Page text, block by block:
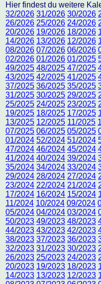
Hier findest du weitere
32/2026 31/2026 30/2026
26/2026 25/2026 24/2026
20/2026 19/2026 18/2026
14/2026 13/2026 12/2026
08/2026 07/2026 06/2026
02/2026 01/2026 01/2025
49/2025 48/2025 47/2025
43/2025 42/2025 41/2025
37/2025 36/2025 35/2025
31/2025 30/2025 29/2025
25/2025 24/2025 23/2025
19/2025 18/2025 17/2025
13/2025 12/2025 11/2025
07/2025 06/2025 05/2025
01/2024 52/2024 51/2024
47/2024 46/2024 45/2024
41/2024 40/2024 39/2024
35/2024 34/2024 33/2024
29/2024 28/2024 27/2024
23/2024 22/2024 21/2024
17/2024 16/2024 15/2024
11/2024 10/2024 09/2024
05/2024 04/2024 03/2024
50/2023 49/2023 48/2023
44/2023 43/2023 42/2023
38/2023 37/2023 36/2023
32/2023 31/2023 30/2023
26/2023 25/2023 24/2023
20/2023 19/2023 18/2023
14/2023 13/2023 12/2023